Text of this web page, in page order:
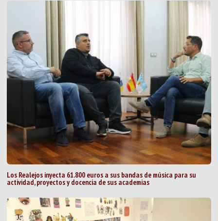
Los Realejos inyecta 61.800 euros a sus bandas de música para su
actividad, proyectos y docencia de sus academias